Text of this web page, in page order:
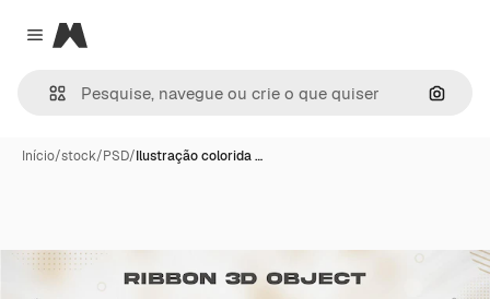
Close menu
Magnific
Início/stock/PSD/Ilustração colorida …